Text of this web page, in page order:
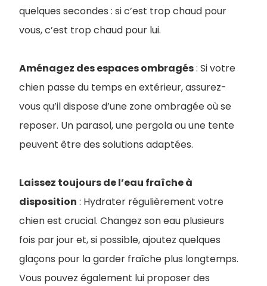
quelques secondes : si c’est trop chaud pour
vous, c’est trop chaud pour lui.
Aménagez des espaces ombragés: Si votre
chien passe du temps en extérieur, assurez-
vous qu’il dispose d’une zone ombragée où se
reposer. Un parasol, une pergola ou une tente
peuvent être des solutions adaptées.
Laissez toujours de l’eau fraîche à
disposition : Hydrater régulièrement votre
chien est crucial. Changez son eau plusieurs
fois par jour et, si possible, ajoutez quelques
glaçons pour la garder fraîche plus longtemps.
Vous pouvez également lui proposer des